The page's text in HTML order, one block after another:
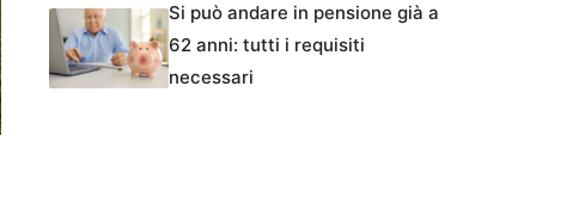
Si può andare in pensione già a
62 anni: tutti i requisiti
necessari